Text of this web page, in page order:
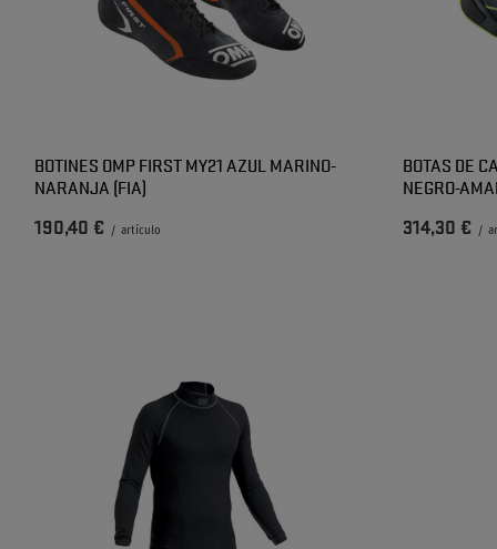
BOTINES OMP FIRST MY21 AZUL MARINO-
NARANJA (FIA)
190,40 € / artículo
BOTAS DE
NEGRO-
314,30 € /